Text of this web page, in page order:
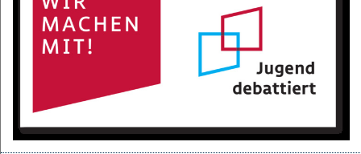
22.04.2025
KI-Fortbildung der Lehrerschaft
Null-Tage-Feier und Ferien!